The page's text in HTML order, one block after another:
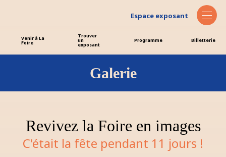
Espace exposant
Venir à La
Foire
Trouver
un
exposant
Programme Billetterie
Galerie
Revivez la Foire en images
C'était la fête pendant 11 jours !